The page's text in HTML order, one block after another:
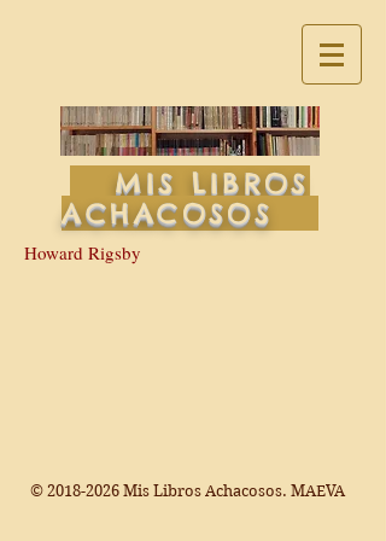
MIS LIBROS
ACHACOSOS
Howard Rigsby
© 2018-2026 Mis Libros Achacosos. MAEVA